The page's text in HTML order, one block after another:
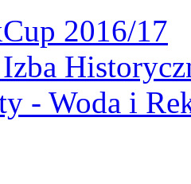
2016/17
- Woda i